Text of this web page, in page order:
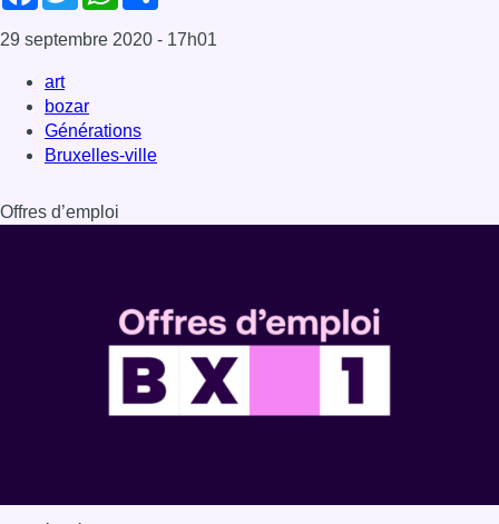
29 septembre 2020 - 17h01
art
bozar
Générations
Bruxelles-ville
Offres d’emploi